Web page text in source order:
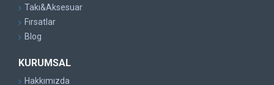
Takı&Aksesuar
Fırsatlar
Blog
KURUMSAL
Hakkımızda